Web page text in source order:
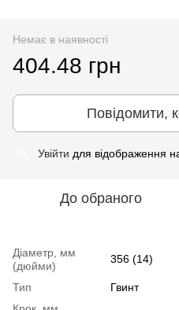
Немає в наявності
404.48 грн
Повідомити,
Увійти для відображення
До обраного
Діаметр, мм
(дюйми)
356 (14)
Тип
Гвинт